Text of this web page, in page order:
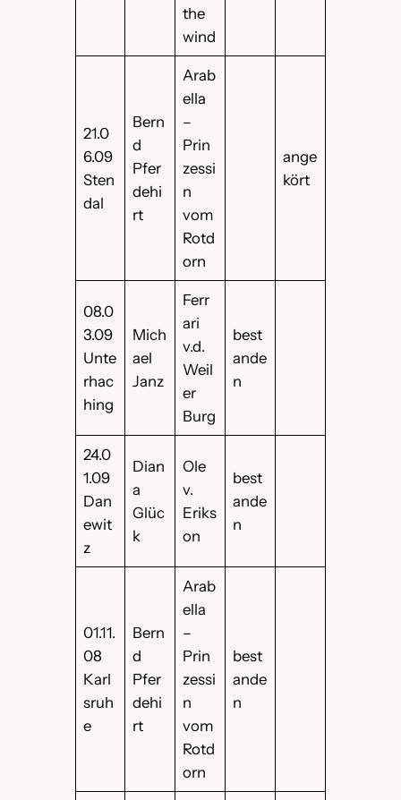
the
wind
21.0
6.09
Sten
dal
Bern
d
Pfer
dehi
rt
Arab
ella
–
Prin
zessi
n
vom
Rotd
orn
ange
kört
08.0
3.09
Unte
rhac
hing
Mich
ael
Janz
Ferr
ari
v.d.
Weil
er
Burg
best
ande
n
24.0
1.09
Dan
ewit
z
Dian
a
Glüc
k
Ole
v.
Eriks
on
best
ande
n
01.11.
08
Karl
sruh
e
Bern
d
Pfer
dehi
rt
Arab
ella
–
Prin
zessi
n
vom
Rotd
orn
best
ande
n